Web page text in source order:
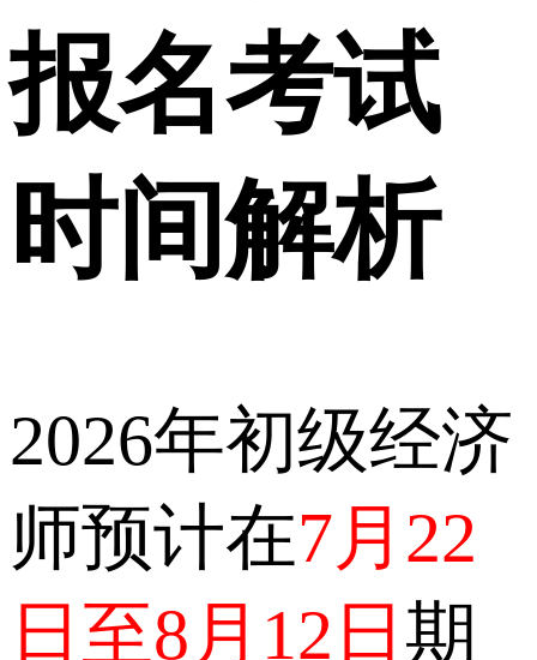
报名考试
时间解析
2026年初级经济
师预计在7月22
日至8月12日 期